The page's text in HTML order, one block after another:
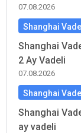
07.08.2026
Shanghai
Shanghai
2 Ay Vadeli
07.08.2026
Shanghai
Shanghai
ay vadeli